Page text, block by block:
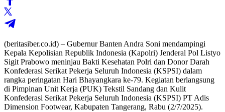
(beritasiber.co.id) – Gubernur Banten Andra Soni mendampingi
Kepala Kepolisian Republik Indonesia (Kapolri) Jenderal Pol Listyo
Sigit Prabowo meninjau Bakti Kesehatan Polri dan Donor Darah
Konfederasi Serikat Pekerja Seluruh Indonesia (KSPSI) dalam
rangka peringatan Hari Bhayangkara ke-79. Kegiatan berlangsung
di Pimpinan Unit Kerja (PUK) Tekstil Sandang dan Kulit
Konfederasi Serikat Pekerja Seluruh Indonesia (KSPSI) PT Adis
Dimension Footwear, Kabupaten Tangerang, Rabu (2/7/2025).